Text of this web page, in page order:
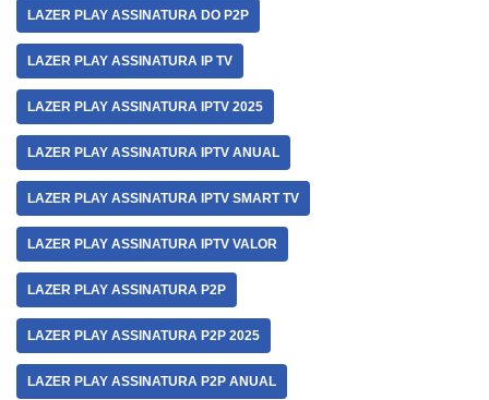
LAZER PLAY ASSINATURA DO P2P
LAZER PLAY ASSINATURA IP TV
LAZER PLAY ASSINATURA IPTV 2025
LAZER PLAY ASSINATURA IPTV ANUAL
LAZER PLAY ASSINATURA IPTV SMART TV
LAZER PLAY ASSINATURA IPTV VALOR
LAZER PLAY ASSINATURA P2P
LAZER PLAY ASSINATURA P2P 2025
LAZER PLAY ASSINATURA P2P ANUAL